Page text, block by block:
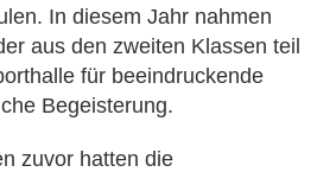
In diesem Jahr nahmen
aus den zweiten Klassen teil
für beeindruckende
Begeisterung.
zuvor hatten die